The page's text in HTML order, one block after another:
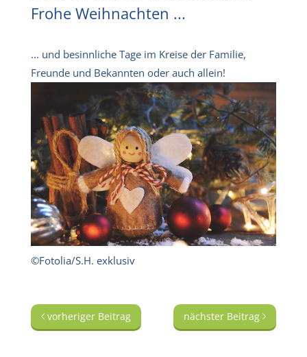
Frohe Weihnachten ...
... und besinnliche Tage im Kreise der Familie,
Freunde und Bekannten oder auch allein!
©Fotolia/S.H. exklusiv
vorheriger Beitrag nächster Beitrag